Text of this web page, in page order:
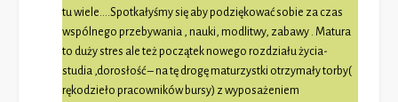
tu wiele….Spotkałyśmy się aby podziękować sobie za czas
wspólnego przebywania , nauki, modlitwy, zabawy . Matura
to duży stres ale też początek nowego rozdziału życia-
studia ,dorosłość – na tę drogę maturzystki otrzymały torby(
rękodzieło pracowników bursy) z wyposażeniem